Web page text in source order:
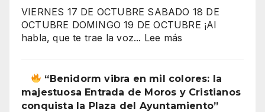
El
gran
secreto
salarios
españoles
VIERNES 17 DE OCTUBRE SABADO 18 DE
OCTUBRE DOMINGO 19 DE OCTUBRE ¡Al
habla, que te trae la voz... Lee más
2025
Casa
de
“Benidorm vibra en mil colores: la
majestuosa Entrada de Moros y Cristianos
conquista la Plaza del Ayuntamiento”